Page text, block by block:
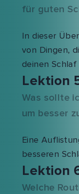
für guten
In dieser
von Dingen,
deinen
Lektion
Was sollte
um besser
Eine
besseren
Lektion
Welche